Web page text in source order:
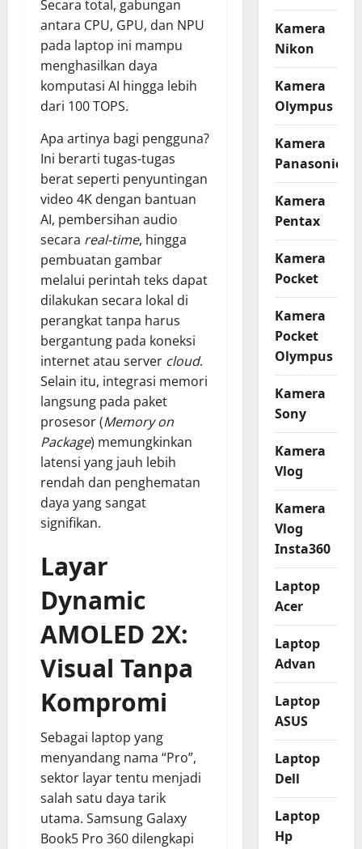
Secara total, gabungan
antara CPU, GPU, dan NPU
pada laptop ini mampu
menghasilkan daya
komputasi AI hingga lebih
dari 100 TOPS.
Apa artinya bagi pengguna?
Ini berarti tugas-tugas
berat seperti penyuntingan
video 4K dengan bantuan
AI, pembersihan audio
secara real-time, hingga
pembuatan gambar
melalui perintah teks dapat
dilakukan secara lokal di
perangkat tanpa harus
bergantung pada koneksi
internet atau server cloud.
Selain itu, integrasi memori
langsung pada paket
prosesor (Memory on
Package) memungkinkan
latensi yang jauh lebih
rendah dan penghematan
daya yang sangat
signifikan.
Layar
Dynamic
AMOLED 2X:
Visual Tanpa
Kompromi
Sebagai laptop yang
menyandang nama “Pro”,
sektor layar tentu menjadi
salah satu daya tarik
utama. Samsung Galaxy
Book5 Pro 360 dilengkapi
Kamera
Nikon
Kamera
Olympus
Kamera
Panasonic
Kamera
Pentax
Kamera
Pocket
Kamera
Pocket
Olympus
Kamera
Sony
Kamera
Vlog
Kamera
Vlog
Insta360
Laptop
Acer
Laptop
Advan
Laptop
ASUS
Laptop
Dell
Laptop
Hp